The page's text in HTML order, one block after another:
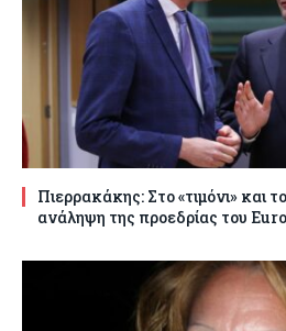
Πιερρακάκης: Στο «τιμόνι» και
ανάληψη της προεδρίας του